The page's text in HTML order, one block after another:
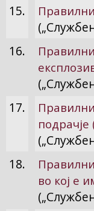
15.
16.
17.
18.
во кој е